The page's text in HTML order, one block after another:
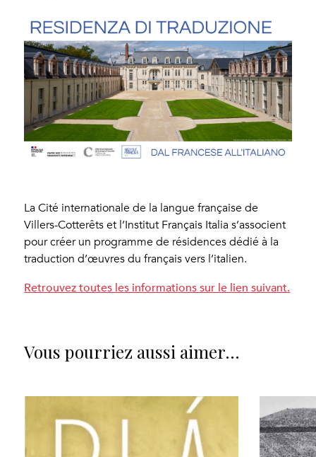
La Cité internationale de la langue française de
Villers-Cotterêts et l’Institut Français Italia s’associent
pour créer un programme de résidences dédié à la
traduction d’œuvres du français vers l’italien.
Retrouvez toutes les informations sur le lien suivant.
Vous pourriez aussi aimer…